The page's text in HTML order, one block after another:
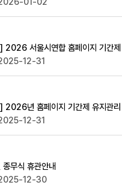
2026 서울시연합 홈페이지 기간
12-31
2026년 홈페이지 기간제 유지관
12-31
무식 휴관안내
12-30